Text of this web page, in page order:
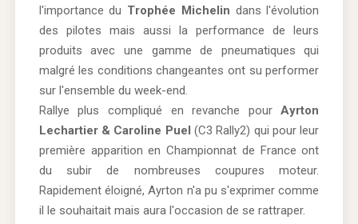
l'importance du Trophée Michelin dans l'évolution
des pilotes mais aussi la performance de leurs
produits avec une gamme de pneumatiques qui
malgré les conditions changeantes ont su performer
sur l'ensemble du week-end.
Rallye plus compliqué en revanche pourAyrton
Lechartier & Caroline Puel (C3 Rally2) qui pour leur
première apparition en Championnat de France ont
du subir de nombreuses coupures moteur.
Rapidement éloigné, Ayrton n'a pu s'exprimer comme
il le souhaitait mais aura l'occasion de se rattraper.